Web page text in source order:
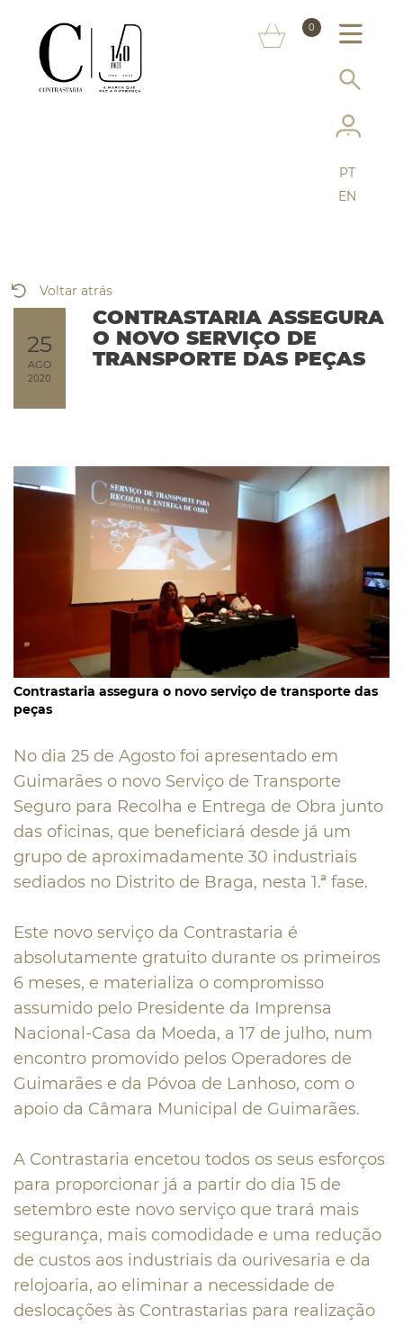
0
INFORMAÇÃO AO CONSUMIDOR
SERVIÇOS
MAIS CONTRASTARIA
PT
EN
25
AGO
2020
CONTRASTARIA ASSEGURA
O NOVO SERVIÇO DE
TRANSPORTE DAS PEÇAS
Voltar atrás
Contrastaria assegura o novo serviço de transporte das
peças
No dia 25 de Agosto foi apresentado em
Guimarães o novo Serviço de Transporte
Seguro para Recolha e Entrega de Obra junto
das oficinas, que beneficiará desde já um
grupo de aproximadamente 30 industriais
sediados no Distrito de Braga, nesta 1.ª fase.
Este novo serviço da Contrastaria é
absolutamente gratuito durante os primeiros
6 meses, e materializa o compromisso
assumido pelo Presidente da Imprensa
Nacional-Casa da Moeda, a 17 de julho, num
encontro promovido pelos Operadores de
Guimarães e da Póvoa de Lanhoso, com o
apoio da Câmara Municipal de Guimarães.
A Contrastaria encetou todos os seus esforços
para proporcionar já a partir do dia 15 de
setembro este novo serviço que trará mais
segurança, mais comodidade e uma redução
de custos aos industriais da ourivesaria e da
relojoaria, ao eliminar a necessidade de
deslocações às Contrastarias para realização